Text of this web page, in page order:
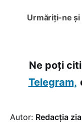
Urmăriți-ne și
Ne poți
Telegram,
Autor: Redacția